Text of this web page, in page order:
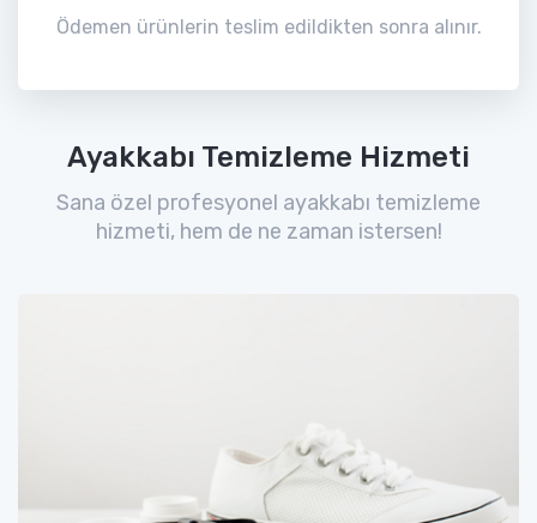
Ödemen ürünlerin teslim edildikten sonra alınır.
Ayakkabı Temizleme Hizmeti
Sana özel profesyonel ayakkabı temizleme
hizmeti, hem de ne zaman istersen!